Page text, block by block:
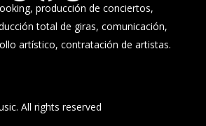
producción de conciertos,
total de giras, comunicación,
artístico, contratación de artistas.
All rights reserved